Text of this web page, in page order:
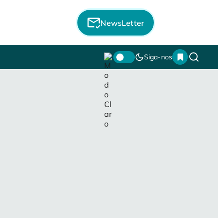
NewsLetter
Siga-nos